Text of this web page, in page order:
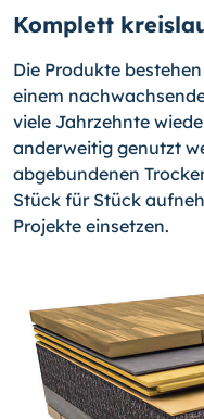
Komplett
Die Produkte
einem
viele Jahrzehnte
anderweitig genutzt
abgebundenen
Stück für Stück
Projekte einsetzen.